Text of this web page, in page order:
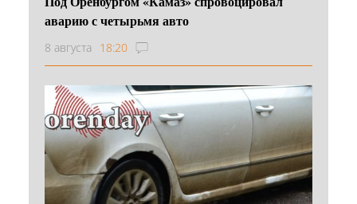
аварию с четырьмя авто
8 августа 18:20